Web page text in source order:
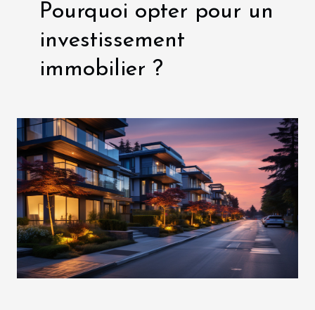
Pourquoi opter pour un
investissement
immobilier ?